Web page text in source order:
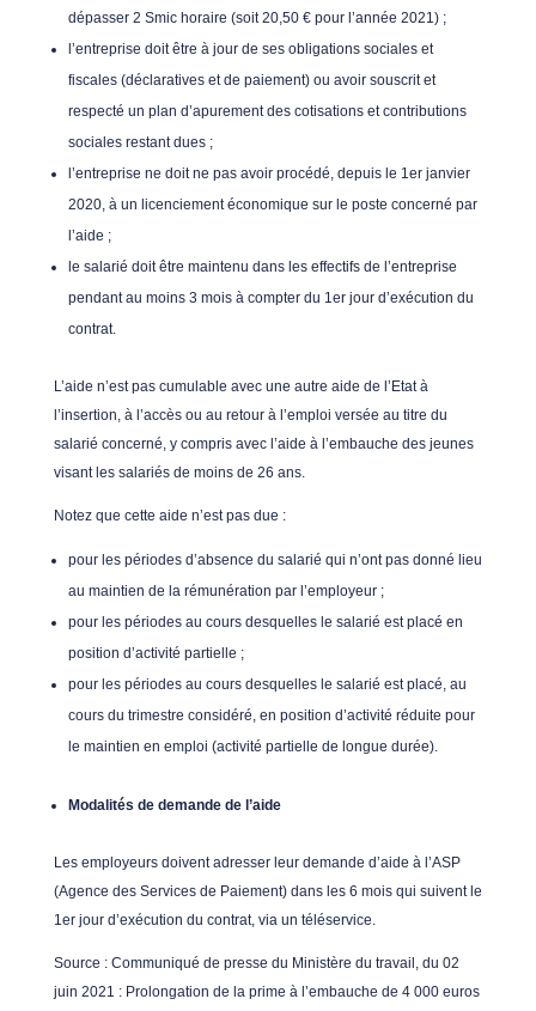
dépasser 2 Smic horaire (soit 20,50 € pour l’année 2021) ;
l’entreprise doit être à jour de ses obligations sociales et
fiscales (déclaratives et de paiement) ou avoir souscrit et
respecté un plan d’apurement des cotisations et contributions
sociales restant dues ;
l’entreprise ne doit ne pas avoir procédé, depuis le 1er janvier
2020, à un licenciement économique sur le poste concerné par
l’aide ;
le salarié doit être maintenu dans les effectifs de l’entreprise
pendant au moins 3 mois à compter du 1er jour d’exécution du
contrat.
L’aide n’est pas cumulable avec une autre aide de l’Etat à
l’insertion, à l’accès ou au retour à l’emploi versée au titre du
salarié concerné, y compris avec l’aide à l’embauche des jeunes
visant les salariés de moins de 26 ans.
Notez que cette aide n’est pas due :
pour les périodes d’absence du salarié qui n’ont pas donné lieu
au maintien de la rémunération par l’employeur ;
pour les périodes au cours desquelles le salarié est placé en
position d’activité partielle ;
pour les périodes au cours desquelles le salarié est placé, au
cours du trimestre considéré, en position d’activité réduite pour
le maintien en emploi (activité partielle de longue durée).
Modalités de demande de l’aide
Les employeurs doivent adresser leur demande d’aide à l’ASP
(Agence des Services de Paiement) dans les 6 mois qui suivent le
1er jour d’exécution du contrat, via un téléservice.
Source : Communiqué de presse du Ministère du travail, du 02
juin 2021 : Prolongation de la prime à l’embauche de 4 000 euros